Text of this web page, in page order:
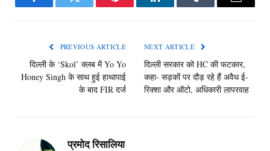
FacebookTwitter Pinterest LinkedInTumblr Email
PREVIOUS ARTICLE
दिल्ली के ‘Skol’ क्लब में Yo Yo
Honey Singh के साथ हुई हाथापाई
के बाद FIR दर्ज
NEXT ARTICLE
दिल्ली सरकार को HC की फटकार,
कहा- सड़कों पर दौड़ रहे हैं अवैध ई-
रिक्शा और ऑटो, अधिकारी लापरवाह
प्रमोद रिसालिया